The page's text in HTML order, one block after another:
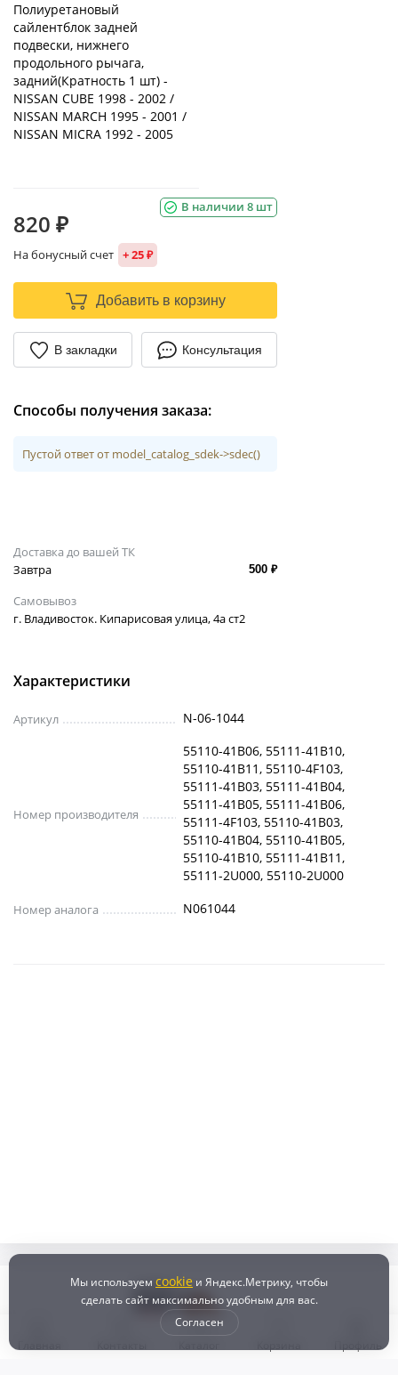
Полиуретановый
сайлентблок задней
подвески, нижнего
продольного рычага,
задний(Кратность 1 шт) -
NISSAN CUBE 1998 - 2002 /
NISSAN MARCH 1995 - 2001 /
NISSAN MICRA 1992 - 2005
В наличии 8 шт
820 ₽
На бонусный счет + 25 ₽
Добавить в корзину
В закладки Консультация
Способы получения заказа:
Пустой ответ от model_catalog_sdek->sdec()
Доставка до вашей ТК
Завтра
500 ₽
Самовывоз
г. Владивосток. Кипарисовая улица, 4а ст2
Характеристики
Артикул N-06-1044
Номер производителя
55110-41B06, 55111-41B10,
55110-41B11, 55110-4F103,
55111-41B03, 55111-41B04,
55111-41B05, 55111-41B06,
55111-4F103, 55110-41B03,
55110-41B04, 55110-41B05,
55110-41B10, 55111-41B11,
55111-2U000, 55110-2U000
Номер аналога N061044
Мы используем cookie и Яндекс.Метрику, чтобы
сделать сайт максимально удобным для вас.
Согласен